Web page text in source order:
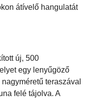
átívelő hangulatát
új, 500
egy lenyűgöző
teraszával
felé tájolva. A